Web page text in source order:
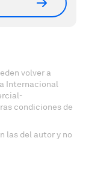
volver a
Internacional
condiciones de
las del autor y no